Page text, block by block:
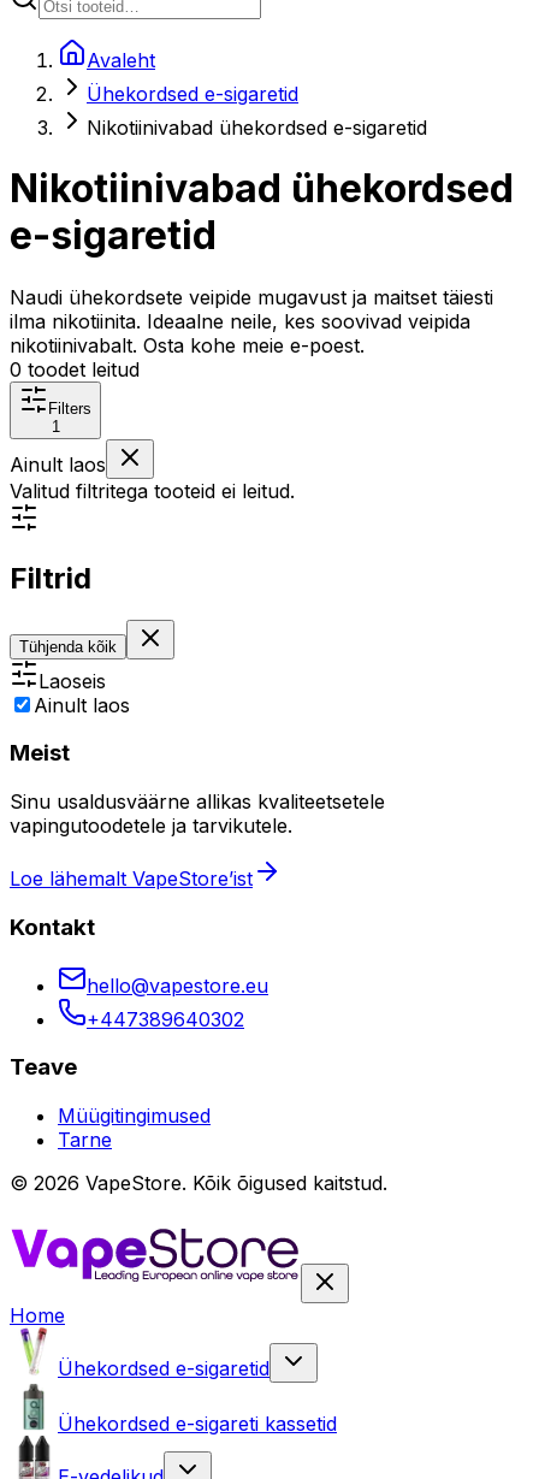
Avaleht
Ühekordsed e-sigaretid
Nikotiinivabad ühekordsed e-sigaretid
Nikotiinivabad ühekordsed
e-sigaretid
Naudi ühekordsete veipide mugavust ja maitset täiesti
ilma nikotiinita. Ideaalne neile, kes soovivad veipida
nikotiinivabalt. Osta kohe meie e-poest.
0 toodet leitud
Filters
1
Ainult laos
Valitud filtritega tooteid ei leitud.
Filtrid
Tühjenda kõik
Laoseis
Ainult laos
Meist
Sinu usaldusväärne allikas kvaliteetsetele
vapingutoodetele ja tarvikutele.
Loe lähemalt VapeStore’ist
Kontakt
hello@vapestore.eu
+447389640302
Teave
Müügitingimused
Tarne
© 2026 VapeStore. Kõik õigused kaitstud.
Home
Ühekordsed e-sigaretid
Ühekordsed e-sigareti kassetid